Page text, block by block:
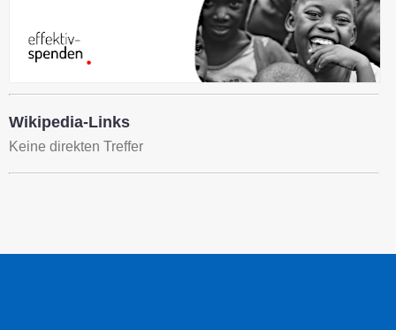
Wikipedia-Links
Keine direkten Treffer